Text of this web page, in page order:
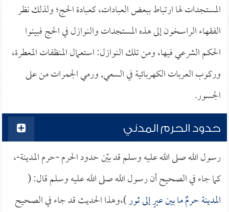
المستجدات لها ارتباط ببعض العبادات، كعبادة الحج؛ ولذلك نظر
الفقهاء الراسخون إلى هذه المستجدات والنوازل في الحج فبينوا
الحكم الشرعي فيها، ومن تلك النوازل: استعمال المنظفات المعطرة،
وركوب العربات الكهربائية في السعي, ورمي الجمرات من على
الجسور.
حدود الحرم المدني
رسول الله صلى الله عليه وسلم قد بيّن حدود الحرم -حرم المدينة-،
كما جاء في الصحيح أن رسول الله صلى الله عليه وسلم قال: (
المدينة حرمٌ ما بين عيرٍ إلى ثور)،وهذا الحديث قد جاء في الصحيح